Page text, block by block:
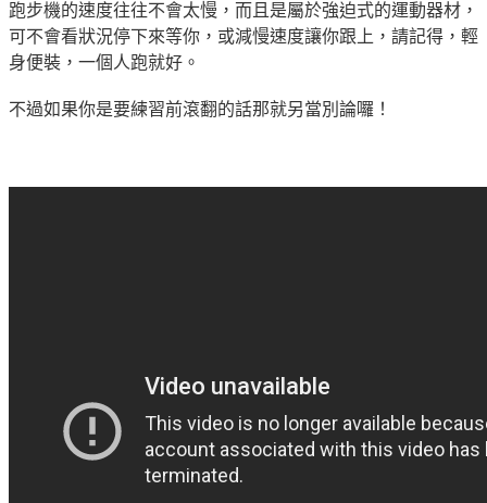
跑步機的速度往往不會太慢，而且是屬於強迫式的運動器材，
可不會看狀況停下來等你，或減慢速度讓你跟上，請記得，輕
身便裝，一個人跑就好。
不過如果你是要練習前滾翻的話那就另當別論囉！